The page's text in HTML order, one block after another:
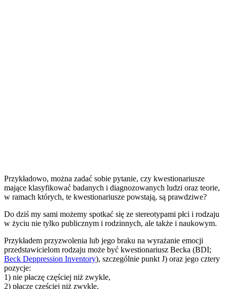
Przykładowo, można zadać sobie pytanie, czy kwestionariusze
mające klasyfikować badanych i diagnozowanych ludzi oraz teorie,
w ramach których, te kwestionariusze powstają, są prawdziwe?
Do dziś my sami możemy spotkać się ze stereotypami płci i rodzaju
w życiu nie tylko publicznym i rodzinnych, ale także i naukowym.
Przykładem przyzwolenia lub jego braku na wyrażanie emocji
przedstawicielom rodzaju może być kwestionariusz Becka (BDI;
Beck Deppression Inventory), szczególnie punkt J) oraz jego cztery
pozycje:
1) nie płaczę częściej niż zwykle,
2) płaczę częściej niż zwykle,